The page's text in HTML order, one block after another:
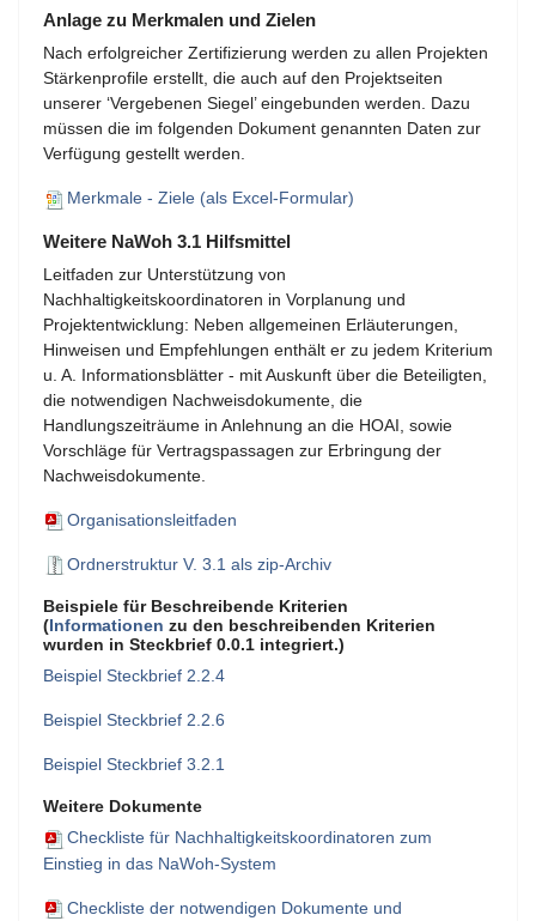
Anlage zu Merkmalen und Zielen
Nach erfolgreicher Zertifizierung werden zu allen Projekten
Stärkenprofile erstellt, die auch auf den Projektseiten
unserer ‘Vergebenen Siegel’ eingebunden werden. Dazu
müssen die im folgenden Dokument genannten Daten zur
Verfügung gestellt werden.
Merkmale - Ziele (als Excel-Formular)
Weitere NaWoh 3.1 Hilfsmittel
Leitfaden zur Unterstützung von
Nachhaltigkeitskoordinatoren in Vorplanung und
Projektentwicklung: Neben allgemeinen Erläuterungen,
Hinweisen und Empfehlungen enthält er zu jedem Kriterium
u. A. Informationsblätter - mit Auskunft über die Beteiligten,
die notwendigen Nachweisdokumente, die
Handlungszeiträume in Anlehnung an die HOAI, sowie
Vorschläge für Vertragspassagen zur Erbringung der
Nachweisdokumente.
Organisationsleitfaden
Ordnerstruktur V. 3.1 als zip-Archiv
Beispiele für Beschreibende Kriterien
(Informationen zu den beschreibenden Kriterien
wurden in Steckbrief 0.0.1 integriert.)
Beispiel Steckbrief 2.2.4
Beispiel Steckbrief 2.2.6
Beispiel Steckbrief 3.2.1
Weitere Dokumente
Checkliste für Nachhaltigkeitskoordinatoren zum
Einstieg in das NaWoh-System
Checkliste der notwendigen Dokumente und